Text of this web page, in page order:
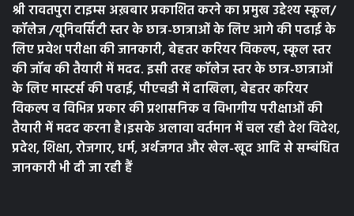
श्री रावतपुरा टाइम्स अख़बार प्रकाशित करने का प्रमुख उद्देश्य स्कूल/
कॉलेज /यूनिवर्सिटी स्तर के छात्र-छात्राओं के लिए आगे की पढाई के
लिए प्रवेश परीक्षा की जानकारी, बेहतर करियर विकल्प, स्कूल स्तर
की जॉब की तैयारी में मदद. इसी तरह कॉलेज स्तर के छात्र-छात्राओं
के लिए मास्टर्स की पढाई, पीएचडी में दाखिला, बेहतर करियर
विकल्प व विभिन्न प्रकार की प्रशासनिक व विभागीय परीक्षाओं की
तैयारी में मदद करना है।इसके अलावा वर्तमान में चल रही देश विदेश,
प्रदेश, शिक्षा, रोजगार, धर्म, अर्थजगत और खेल-खूद आदि से सम्बंधित
जानकारी भी दी जा रही हैं